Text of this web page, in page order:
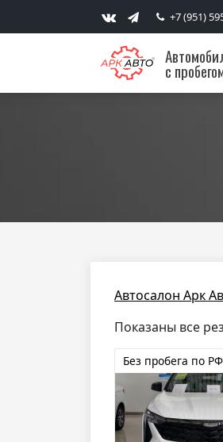
+7 (951)
с
Автосалон Арк
Показаны все
Без пробега по РФ